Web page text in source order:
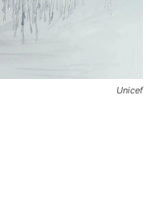
Unicef